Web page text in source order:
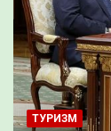
ТУРИЗМ